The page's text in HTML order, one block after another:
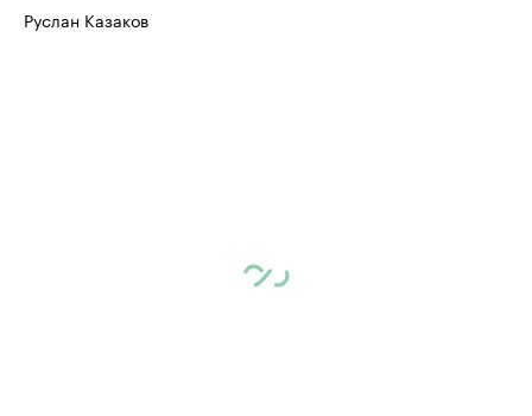
Руслан Казаков